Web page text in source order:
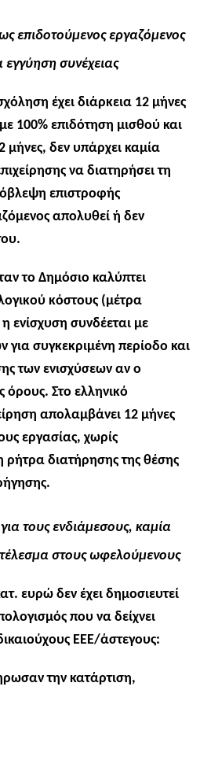
επιδοτούμενος εργαζόμενος
εγγύηση συνέχειας
έχει διάρκεια 12 μήνες
100% επιδότηση μισθού και
δεν υπάρχει καμία
να διατηρήσει τη
επιστροφής
απολυθεί ή δεν
το Δημόσιο καλύπτει
κόστους (μέτρα
ενίσχυση συνδέεται με
συγκεκριμένη περίοδο και
των ενισχύσεων αν ο
όρους. Στο ελληνικό
απολαμβάνει 12 μήνες
εργασίας, χωρίς
ρήτρα διατήρησης της θέσης
τους ενδιάμεσους, καμία
στους ωφελούμενους
ευρώ δεν έχει δημοσιευτεί
που να δείχνει
ΕΕΕ/άστεγους:
την κατάρτιση,